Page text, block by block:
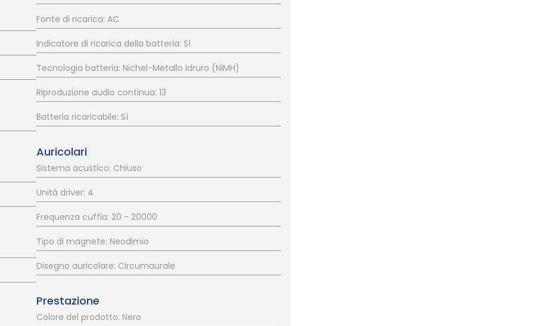
Fonte di ricarica: AC
Indicatore di ricarica della batteria: Sì
Tecnologia batteria: Nichel-Metallo Idruro (NiMH)
Riproduzione audio continua: 13
Batteria ricaricabile: Sì
Auricolari
Sistema acustico: Chiuso
Unità driver: 4
Frequenza cuffia: 20 - 20000
Tipo di magnete: Neodimio
Disegno auricolare: Circumaurale
Prestazione
Colore del prodotto: Nero